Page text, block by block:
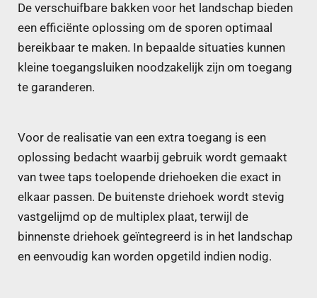
De verschuifbare bakken voor het landschap bieden
een efficiënte oplossing om de sporen optimaal
bereikbaar te maken. In bepaalde situaties kunnen
kleine toegangsluiken noodzakelijk zijn om toegang
te garanderen.
Voor de realisatie van een extra toegang is een
oplossing bedacht waarbij gebruik wordt gemaakt
van twee taps toelopende driehoeken die exact in
elkaar passen. De buitenste driehoek wordt stevig
vastgelijmd op de multiplex plaat, terwijl de
binnenste driehoek geïntegreerd is in het landschap
en eenvoudig kan worden opgetild indien nodig.